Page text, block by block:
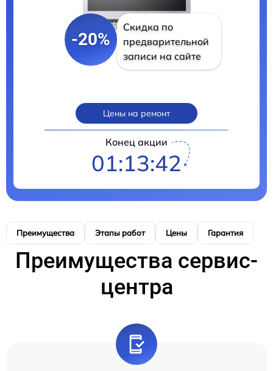
-20%
Скидка по
предварительной
записи на сайте
Цены на ремонт
Конец акции
01:13:40
Преимущества Этапы работ Цены Гарантия
Преимущества сервис-
центра